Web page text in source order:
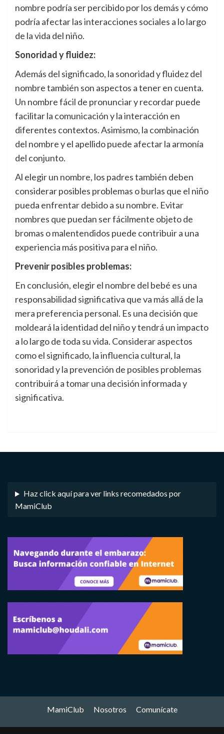
nombre podría ser percibido por los demás y cómo
podría afectar las interacciones sociales a lo largo
de la vida del niño.
Sonoridad y fluidez:
Además del significado, la sonoridad y fluidez del
nombre también son aspectos a tener en cuenta.
Un nombre fácil de pronunciar y recordar puede
facilitar la comunicación y la interacción en
diferentes contextos. Asimismo, la combinación
del nombre y el apellido puede afectar la armonía
del conjunto.
Al elegir un nombre, los padres también deben
considerar posibles problemas o burlas que el niño
pueda enfrentar debido a su nombre. Evitar
nombres que puedan ser fácilmente objeto de
bromas o malentendidos puede contribuir a una
experiencia más positiva para el niño.
Prevenir posibles problemas:
En conclusión, elegir el nombre del bebé es una
responsabilidad significativa que va más allá de la
mera preferencia personal. Es una decisión que
moldeará la identidad del niño y tendrá un impacto
a lo largo de toda su vida. Considerar aspectos
como el significado, la influencia cultural, la
sonoridad y la prevención de posibles problemas
contribuirá a tomar una decisión informada y
significativa.
Haz click aquí para ver links recomedados por
MamiClub
MamiClub Nosotros Comunícate